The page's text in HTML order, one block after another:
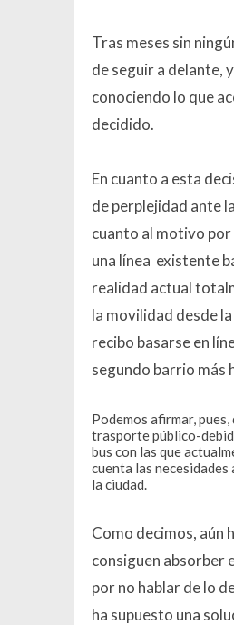
Tras meses sin
de seguir a delante,
conociendo lo que
decidido.
En cuanto a esta
de perplejidad ante
cuanto al motivo por
una línea existente
realidad actual
la movilidad desde
recibo basarse en
segundo barrio más
Podemos afirmar,
trasporte público-
bus con las que
cuenta las necesidades
la ciudad.
Como decimos, aún
consiguen absorber
por no hablar de lo
ha supuesto una